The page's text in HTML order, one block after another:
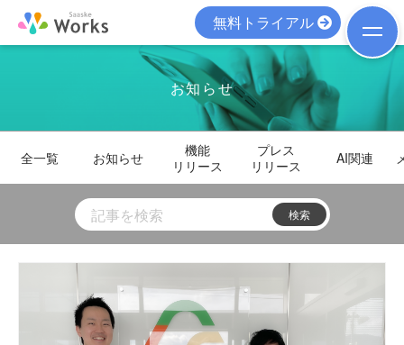
無料トライアル
お知らせ
全一覧 お知らせ
機能
リリース
プレス
リリース
AI関連